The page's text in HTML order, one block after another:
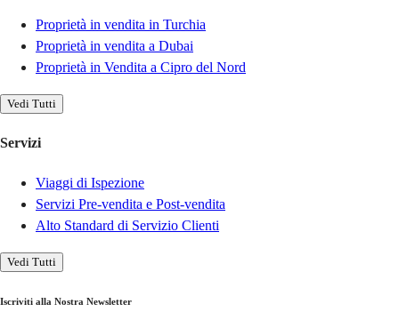
Proprietà in vendita in Turchia
Proprietà in vendita a Dubai
Proprietà in Vendita a Cipro del Nord
Vedi Tutti
Servizi
Viaggi di Ispezione
Servizi Pre-vendita e Post-vendita
Alto Standard di Servizio Clienti
Vedi Tutti
Iscriviti alla Nostra Newsletter